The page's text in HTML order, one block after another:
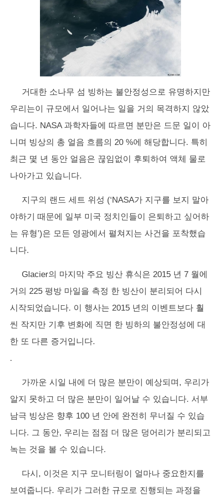
거대한 소나무 섬 빙하는 불안정성으로 유명하지만
우리는이 규모에서 일어나는 일을 거의 목격하지 않았
습니다. NASA 과학자들에 따르면 분만은 드문 일이 아
니며 빙상의 총 얼음 흐름의 20 %에 해당합니다. 특히
최근 몇 년 동안 얼음은 끊임없이 후퇴하여 액체 물로
나아가고 있습니다.
지구의 랜드 세트 위성 (‘NASA가 지구를 보지 말아
야하기 때문에 일부 미국 정치인들이 은퇴하고 싶어하
는 유형’)은 모든 영광에서 펼쳐지는 사건을 포착했습
니다.
Glacier의 마지막 주요 빙산 휴식은 2015 년 7 월에
거의 225 평방 마일을 측정 한 빙산이 분리되어 다시
시작되었습니다. 이 행사는 2015 년의 이벤트보다 훨
씬 작지만 기후 변화에 직면 한 빙하의 불안정성에 대
한 또 다른 증거입니다.
.
가까운 시일 내에 더 많은 분만이 예상되며, 우리가
알지 못하고 더 많은 분만이 일어날 수 있습니다. 서부
남극 빙상은 향후 100 년 안에 완전히 무너질 수 있습
니다. 그 동안, 우리는 점점 더 많은 덩어리가 분리되고
녹는 것을 볼 수 있습니다.
다시, 이것은 지구 모니터링이 얼마나 중요한지를
보여줍니다. 우리가 그러한 규모로 진행되는 과정을